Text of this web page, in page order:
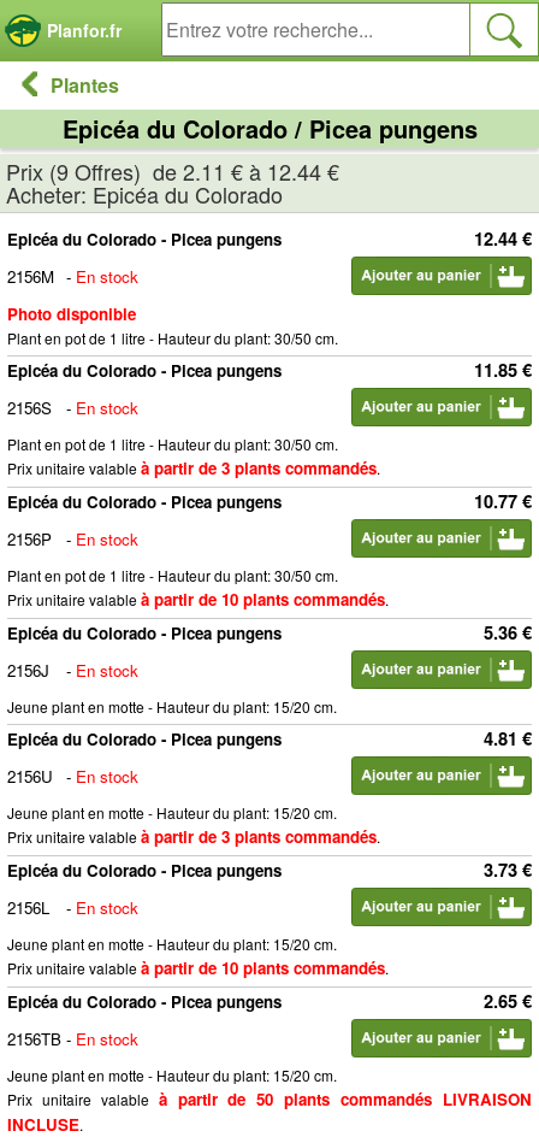
Planfor.fr
Plantes
Epicéa du Colorado / Picea pungens
Prix (9 Offres) de 2.11 € à 12.44 €
Acheter: Epicéa du Colorado
12.44 €
Epicéa du Colorado - Picea pungens
2156M - En stock
Photo disponible
Plant en pot de 1 litre - Hauteur du plant: 30/50 cm.
11.85 €
Epicéa du Colorado - Picea pungens
2156S
- En stock
Plant en pot de 1 litre - Hauteur du plant: 30/50 cm.
Prix unitaire valableà partir de 3 plants commandés.
10.77 €
Epicéa du Colorado - Picea pungens
2156P
- En stock
Plant en pot de 1 litre - Hauteur du plant: 30/50 cm.
Prix unitaire valableà partir de 10 plants commandés.
5.36 €
Epicéa du Colorado - Picea pungens
2156J
- En stock
Jeune plant en motte - Hauteur du plant: 15/20 cm.
4.81 €
Epicéa du Colorado - Picea pungens
2156U
- En stock
Jeune plant en motte - Hauteur du plant: 15/20 cm.
Prix unitaire valableà partir de 3 plants commandés.
3.73 €
Epicéa du Colorado - Picea pungens
2156L
- En stock
Jeune plant en motte - Hauteur du plant: 15/20 cm.
Prix unitaire valableà partir de 10 plants commandés.
2.65 €
Epicéa du Colorado - Picea pungens
2156TB - En stock
Jeune plant en motte - Hauteur du plant: 15/20 cm.
Prix unitaire valable à partir de 50 plants commandés LIVRAISON
INCLUSE.
Panneau de gestion des cookies